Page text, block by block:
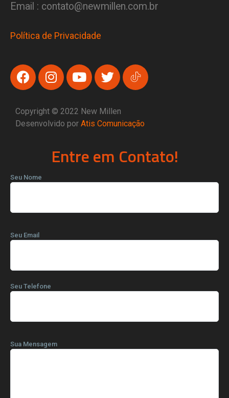
Email : contato@newmillen.com.br
Política de Privacidade
Copyright © 2022 New Millen
Desenvolvido por Atis Comunicação
Entre em Contato!
Seu Nome
Seu Email
Seu Telefone
Sua Mensagem